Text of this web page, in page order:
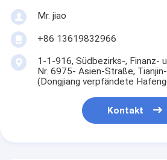
Mr. jiao
+86 13619832966
1-1-916, Südbezirks-, Finanz-
Nr. 6975- Asien-Straße,
(Dongjiang verpfändete
Kontakt